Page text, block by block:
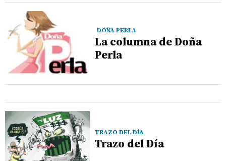
DOÑA PERLA
La columna de Doña
Perla
TRAZO DEL DÍA
Trazo del Día